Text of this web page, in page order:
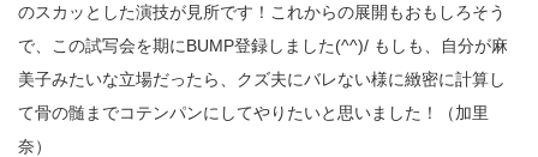
のスカッとした演技が見所です！これからの展開もおもしろそう
で、この試写会を期にBUMP登録しました(^^)/ もしも、自分が麻
美子みたいな立場だったら、クズ夫にバレない様に緻密に計算し
て骨の髄までコテンパンにしてやりたいと思いました！（加里
奈）